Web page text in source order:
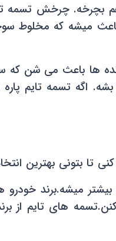
بچرخه. چرخش تسمه
میشه که مخلوط
ها باعث می شن که
اگه تسمه تایم
های تایم از